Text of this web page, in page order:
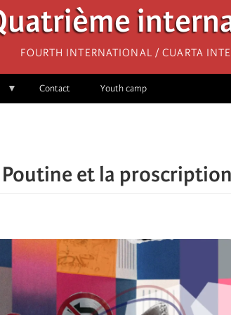
Fourth International / Cuarta
Contact Youth camp
et la